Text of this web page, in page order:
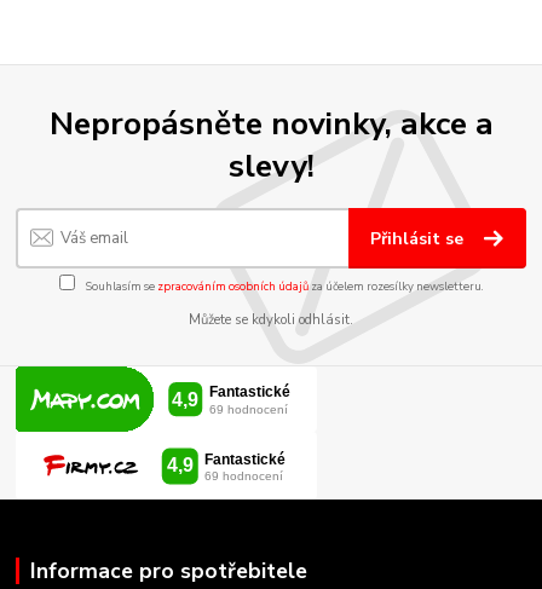
Nepropásněte novinky, akce a
slevy!
Přihlásit se
Souhlasím se zpracováním osobních údajůza účelem rozesílky newsletteru.
Můžete se kdykoli odhlásit.
Informace pro spotřebitele